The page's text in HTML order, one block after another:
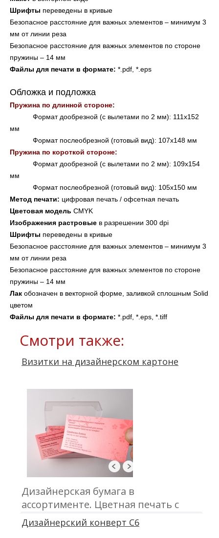
Шрифты переведены в кривые
Безопасное расстояние для важных элементов – минимум 3
мм от линии реза
Безопасное расстояние для важных элементов по стороне
пружины – 14 мм
Файлы для печати в формате: *.pdf, *.eps
Обложка и подложка
Пружина по длинной стороне:
Формат дообрезной (с вылетами по 2 мм): 111х152
мм
Формат послеобрезной (готовый вид): 107х148 мм
Пружина по короткой стороне:
Формат дообрезной (с вылетами по 2 мм): 109х154
мм
Формат послеобрезной (готовый вид): 105х150 мм
Метод печати: цифровая печать / офсетная печать
Цветовая модель CMYK
Изображения растровые в разрешении 300 dpi
Шрифты переведены в кривые
Безопасное расстояние для важных элементов – минимум 3
мм от линии реза
Безопасное расстояние для важных элементов по стороне
пружины – 14 мм
Лак обозначен в векторной форме, заливкой сплошным Solid
цветом
Файлы для печати в формате: *.pdf, *.eps, *.tiff
Смотри также:
Визитки на дизайнерском картоне
Дизайнерская бумага в
ассортименте. Цветная печать с
одной или двух сторон. Размер
90х50 мм либо 85х55 мм.
Дизайнерский конверт C6